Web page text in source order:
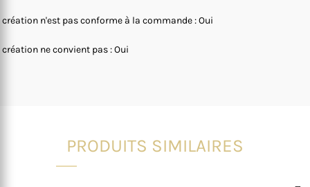
création n'est pas conforme à la commande : Oui
création ne convient pas : Oui
PRODUITS SIMILAIRES